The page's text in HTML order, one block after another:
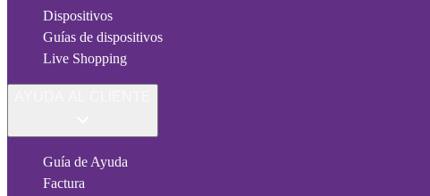
Dispositivos
Guías de dispositivos
Live Shopping
Guía de Ayuda
Factura